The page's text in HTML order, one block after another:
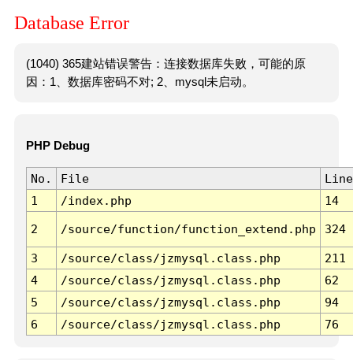
Database Error
(1040) 365建站错误警告：连接数据库失败，可能的原
因：1、数据库密码不对; 2、mysql未启动。
PHP Debug
No. File
Line
1
/index.php 14
2 /source/function/function_extend.php 324
3 /source/class/jzmysql.class.php
211
4
/source/class/jzmysql.class.php
62
5
/source/class/jzmysql.class.php
94
6
/source/class/jzmysql.class.php 76